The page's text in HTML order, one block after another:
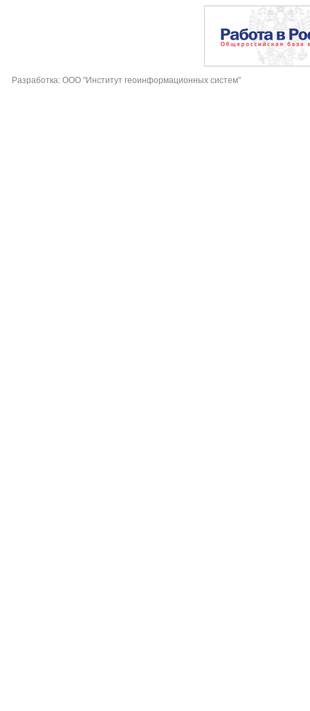
Разработка: ООО "Институт геоинформационных систем"